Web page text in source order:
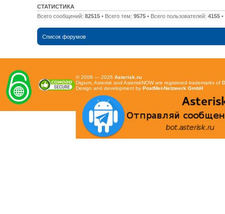
СТАТИСТИКА
Всего сообщений: 82515• Всего тем: 9575• Всего пользователей: 4155•
Список форумов
© 2008 — 2026 Asterisk.ru
Digium, Asterisk and AsteriskNOW are registered trademarks of
Design and development by PostMet-Netzwerk GmbH